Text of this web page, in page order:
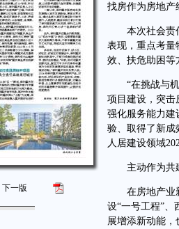
下一版
找房作为房地产
本次社会责任
表现，重点考量
效、扶危助困等
“在挑战与机
项目建设，突击
强化服务能力建
验、取得了新成
人居建设领域
主动作为共
在房地产业新
设“一号工程”
展增添新动能，